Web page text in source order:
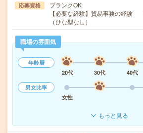
応募資格
ブランクOK
【必要な経験】貿易事務の経験
（ひな型なし）
職場の雰囲気
年齢層
20代
30代 40代
男女比率
女性
もっと見る